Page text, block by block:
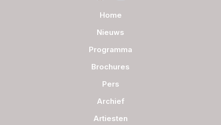
Home
Nieuws
Programma
Brochures
Pers
Archief
Artiesten